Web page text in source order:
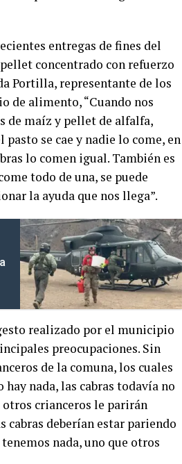
entregas de fines del
concentrado con refuerzo
Portilla, representante de los
de alimento, “Cuando nos
de maíz y pellet de alfalfa,
se cae y nadie lo come, en
lo comen igual. También es
todo de una, se puede
la ayuda que nos llega”.
realizado por el municipio
preocupaciones. Sin
de la comuna, los cuales
nada, las cabras todavía no
crianceros le parirán
cabras deberían estar pariendo
nada, uno que otros